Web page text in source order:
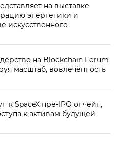
на выставке
энергетики и
искусственного
на Blockchain Forum
масштаб, вовлечённость
к SpaceX пре-IPO ончейн,
к активам будущей